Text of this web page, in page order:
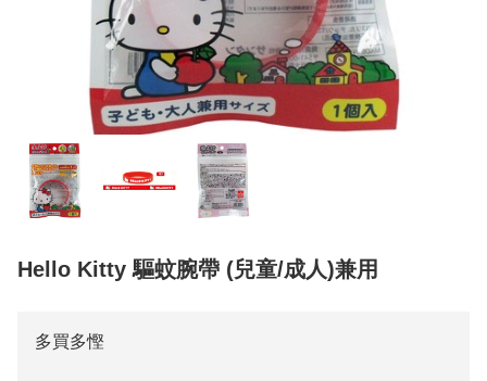
Hello Kitty 驅蚊腕帶 (兒童/成人)兼用
多買多慳